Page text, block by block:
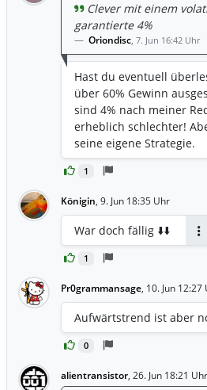
1
Clever mit einem
garantierte 4%
Oriondisc, 7. Jun 16:42 Uhr
Hast du eventuell
über 60% Gewinn
sind 4% nach meiner
erheblich schlechter!
seine eigene Strategie.
Königin, 9. Jun 18:35 Uhr
1
War doch fällig ⬇️⬇️
Pr0grammansage, 10. Jun 12:27
0
Aufwärtstrend ist aber
alientransistor, 26. Jun 18:21 Uhr